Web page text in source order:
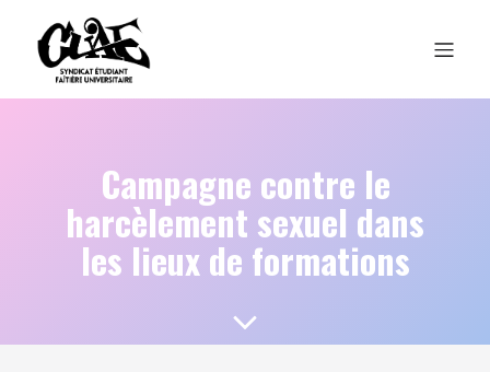
Campagne contre le
harcèlement sexuel dans
les lieux de formations